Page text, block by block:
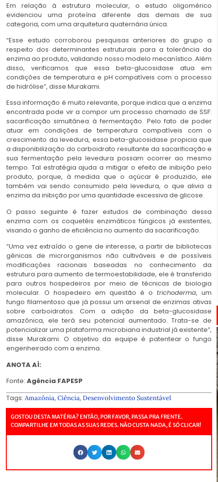
Em relação à estrutura molecular, o estudo oligomérico
evidenciou uma proteína diferente das demais de sua
categoria, com uma arquitetura quaternária única.
“Esse estudo corroborou pesquisas anteriores do grupo a
respeito dos determinantes estruturais para a tolerância da
enzima ao produto, validando nosso modelo mecanístico. Além
disso, verificamos que essa beta-glucosidase atua em
condições de temperatura e pH compatíveis com o processo
de hidrólise”, disse Murakami.
Essa informação é muito relevante, porque indica que a enzima
encontrada pode vir a compor um processo chamado de SSF:
sacarificação simultânea à fermentação. Pelo fato de poder
atuar em condições de temperatura compatíveis com o
crescimento da levedura, essa beta-glucosidase propicia que
a disponibilização do carboidrato resultante da sacarificação e
sua fermentação pela levedura possam ocorrer ao mesmo
tempo. Tal estratégia ajuda a mitigar o efeito de inibição pelo
produto, porque, à medida que o açúcar é produzido, ele
também vai sendo consumido pela levedura, o que alivia a
enzima da inibição por uma quantidade excessiva de glicose.
O passo seguinte é fazer estudos de combinação dessa
enzima com os coquetéis enzimáticos fúngicos já existentes,
visando o ganho de eficiência no aumento da sacarificação.
“Uma vez extraído o gene de interesse, a partir de bibliotecas
gênicas de microrganismos não cultiváveis e de possíveis
modificações racionais baseadas no conhecimento da
estrutura para aumento de termoestabilidade, ele é transferido
para outros hospedeiros por meio de técnicas de biologia
molecular. O hospedeiro em questão é o trichoderma, um
fungo filamentoso que já possui um arsenal de enzimas ativas
sobre carboidratos. Com a adição da beta-glucosidase
amazônica, ele terá seu potencial aumentado. Trata-se de
potencializar uma plataforma microbiana industrial já existente”,
disse Murakami. O objetivo da equipe é patentear o fungo
engenheirado com a enzima.
ANOTA AÍ:
Fonte: Agência FAPESP
Tags: Amazônia, Ciência, Desenvolvimento Sustentável
GOSTOU DESTA MATÉRIA? ENTÃO, POR FAVOR, PASSA PRA FRENTE.
COMPARTILHE EM TODAS AS SUAS REDES. NÃO CUSTA NADA, É SÓ CLICAR!